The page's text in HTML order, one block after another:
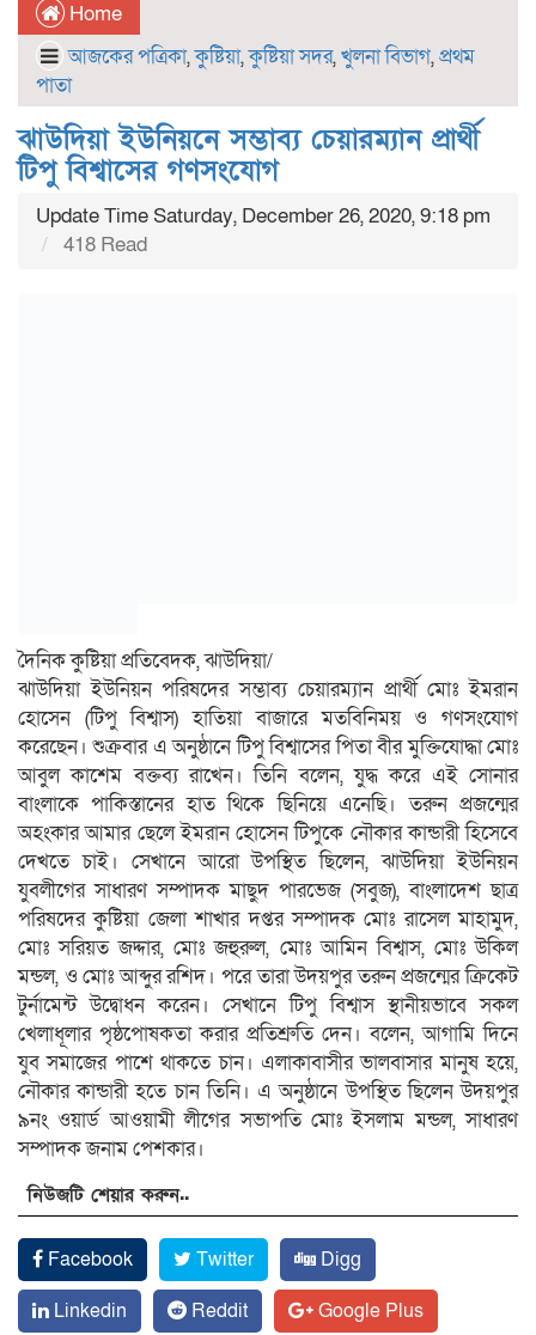
Home
আজকের পত্রিকা,কুষ্টিয়া,কুষ্টিয়া সদর,খুলনা বিভাগ,প্রথম
পাতা
ঝাউদিয়া ইউনিয়নে সম্ভাব্য চেয়ারম্যান প্রার্থী
টিপু বিশ্বাসের গণসংযোগ
Update Time Saturday, December 26, 2020, 9:18 pm
418 Read
দৈনিক কুষ্টিয়া প্রতিবেদক, ঝাউদিয়া/
ঝাউদিয়া ইউনিয়ন পরিষদের সম্ভাব্য চেয়ারম্যান প্রার্থী মোঃ ইমরান
হোসেন (টিপু বিশ্বাস) হাতিয়া বাজারে মতবিনিময় ও গণসংযোগ
করেছেন। শুক্রবার এ অনুষ্ঠানে টিপু বিশ্বাসের পিতা বীর মুক্তিযোদ্ধা মোঃ
আবুল কাশেম বক্তব্য রাখেন। তিনি বলেন, যুদ্ধ করে এই সোনার
বাংলাকে পাকিস্তানের হাত থিকে ছিনিয়ে এনেছি। তরুন প্রজন্মের
অহংকার আমার ছেলে ইমরান হোসেন টিপুকে নৌকার কান্ডারী হিসেবে
দেখতে চাই। সেখানে আরো উপস্থিত ছিলেন, ঝাউদিয়া ইউনিয়ন
যুবলীগের সাধারণ সম্পাদক মাছুদ পারভেজ (সবুজ), বাংলাদেশ ছাত্র
পরিষদের কুষ্টিয়া জেলা শাখার দপ্তর সম্পাদক মোঃ রাসেল মাহামুদ,
মোঃ সরিয়ত জদ্দার, মোঃ জহুরুল, মোঃ আমিন বিশ্বাস, মোঃ উকিল
মন্ডল, ও মোঃ আব্দুর রশিদ। পরে তারা উদয়পুর তরুন প্রজন্মের ক্রিকেট
টুর্নামেন্ট উদ্বোধন করেন। সেখানে টিপু বিশ্বাস স্থানীয়ভাবে সকল
খেলাধূলার পৃষ্ঠপোষকতা করার প্রতিশ্রুতি দেন। বলেন, আগামি দিনে
যুব সমাজের পাশে থাকতে চান। এলাকাবাসীর ভালবাসার মানুষ হয়ে,
নৌকার কান্ডারী হতে চান তিনি। এ অনুষ্ঠানে উপস্থিত ছিলেন উদয়পুর
৯নং ওয়ার্ড আওয়ামী লীগের সভাপতি মোঃ ইসলাম মন্ডল, সাধারণ
সম্পাদক জনাম পেশকার।
নিউজটি শেয়ার করুন..
Facebook Twitter
Digg
Linkedin
Reddit
Google Plus